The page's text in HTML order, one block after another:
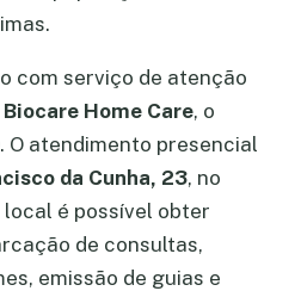
com serviço de atenção
Biocare Home Care, o
. O atendimento presencial
da Cunha, 23, no
local é possível obter
de consultas,
emissão de guias e